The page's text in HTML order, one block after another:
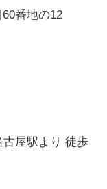
番地の12
屋駅より 徒歩